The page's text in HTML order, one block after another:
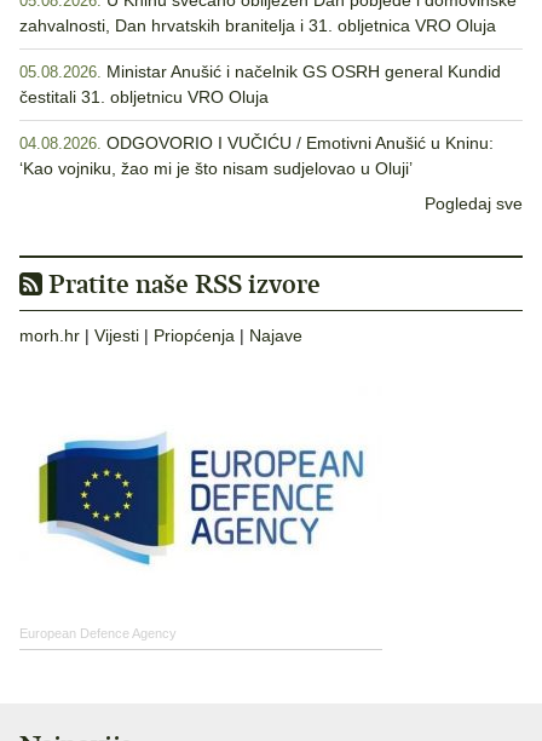
zahvalnosti, Dan hrvatskih branitelja i 31. obljetnica VRO Oluja
05.08.2026. Ministar Anušić i načelnik GS OSRH general Kundid
čestitali 31. obljetnicu VRO Oluja
04.08.2026. ODGOVORIO I VUČIĆU / Emotivni Anušić u Kninu:
‘Kao vojniku, žao mi je što nisam sudjelovao u Oluji’
Pogledaj sve
Pratite naše RSS izvore
morh.hr | Vijesti | Priopćenja | Najave
European Defence Agency